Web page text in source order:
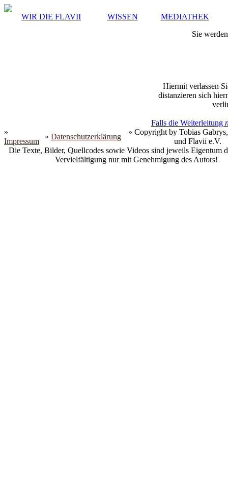
WIR DIE FLAVII WISSEN
MEDIATHEK
Sie
Hiermit verlassen
distanzieren sich
Falls die Weiterleitung
»
Impressum
» Datenschutzerklärung
» Copyright by Tobias
und Flavii e.V.
Die Texte, Bilder, Quellcodes sowie Videos sind jeweils Eigentum
Vervielfältigung nur mit Genehmigung des Autors!